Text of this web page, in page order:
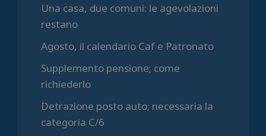
Una casa, due comuni: le agevolazioni
restano
Agosto, il calendario Caf e Patronato
Supplemento pensione; come
richiederlo
Detrazione posto auto; necessaria la
categoria C/6